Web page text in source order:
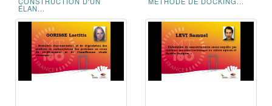
ÉLAN...